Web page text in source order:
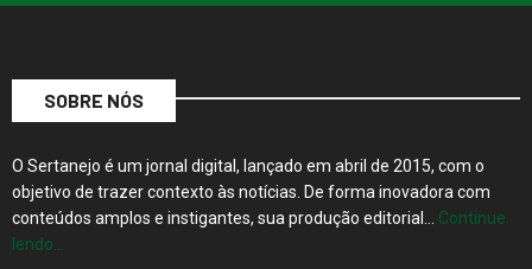
SOBRE NÓS
O Sertanejo é um jornal digital, lançado em abril de 2015, com o
objetivo de trazer contexto às notícias. De forma inovadora com
conteúdos amplos e instigantes, sua produção editorial… Continue
lendo…